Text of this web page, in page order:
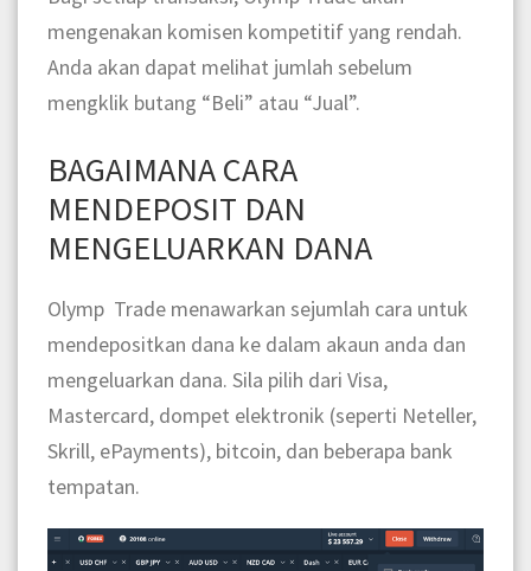
mengenakan komisen kompetitif yang rendah.
Anda akan dapat melihat jumlah sebelum
mengklik butang “Beli” atau “Jual”.
BAGAIMANA CARA
MENDEPOSIT DAN
MENGELUARKAN DANA
Olymp Trade menawarkan sejumlah cara untuk
mendepositkan dana ke dalam akaun anda dan
mengeluarkan dana. Sila pilih dari Visa,
Mastercard, dompet elektronik (seperti Neteller,
Skrill, ePayments), bitcoin, dan beberapa bank
tempatan.